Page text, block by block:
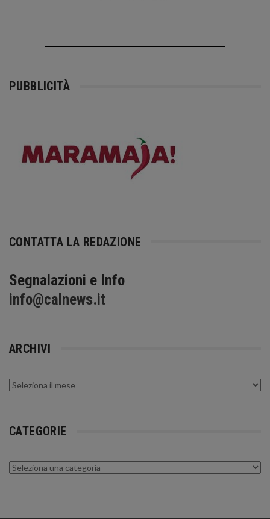
PUBBLICITÀ
CONTATTA LA REDAZIONE
Segnalazioni e Info
info@calnews.it
ARCHIVI
Archivi
CATEGORIE
Categorie